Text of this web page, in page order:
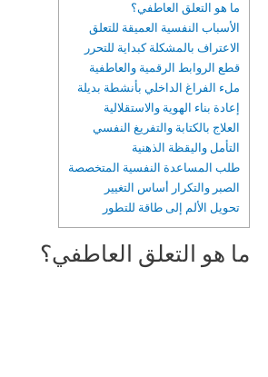
ما هو التعلق العاطفي؟
الأسباب النفسية العميقة للتعلق
الاعتراف بالمشكلة كبداية للتحرر
قطع الروابط الرقمية والعاطفية
ملء الفراغ الداخلي بأنشطة بديلة
إعادة بناء الهوية والاستقلالية
العلاج بالكتابة والتفريغ النفسي
التأمل واليقظة الذهنية
طلب المساعدة النفسية المتخصصة
الصبر والتكرار أساس التغيير
تحويل الألم إلى طاقة للتطور
ما هو التعلق العاطفي؟